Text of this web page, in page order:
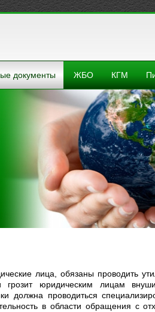
документы ЖБО КГМ
лица, обязаны проводить
грозит юридическим лицам
должна проводиться
в области обращения с